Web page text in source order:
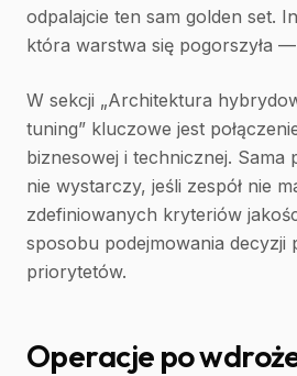
odpalajcie ten sam golden set.
która warstwa się pogorszyła —
W sekcji „Architektura
tuning” kluczowe jest
biznesowej i technicznej. Sama
nie wystarczy, jeśli zespół nie
zdefiniowanych kryteriów
sposobu podejmowania decyzji
priorytetów.
Operacje po